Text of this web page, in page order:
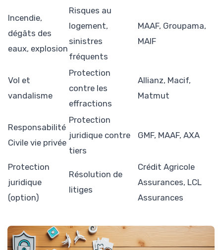
Incendie,
dégâts des
eaux, explosion
Risques au
logement,
sinistres
fréquents
MAAF, Groupama,
MAIF
Vol et
vandalisme
Protection
contre les
effractions
Allianz, Macif,
Matmut
Responsabilité
Civile vie privée
Protection
juridique contre
tiers
GMF, MAAF, AXA
Protection
juridique
(option)
Résolution de
litiges
Crédit Agricole
Assurances, LCL
Assurances